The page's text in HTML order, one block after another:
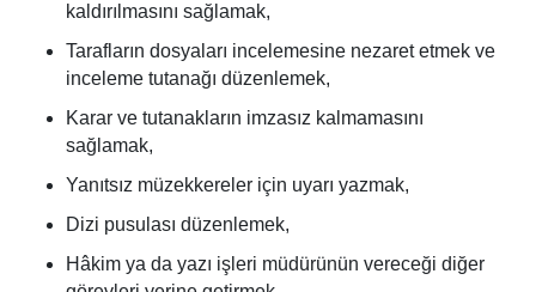
kaldırılmasını sağlamak,
Tarafların dosyaları incelemesine nezaret etmek ve
inceleme tutanağı düzenlemek,
Karar ve tutanakların imzasız kalmamasını
sağlamak,
Yanıtsız müzekkereler için uyarı yazmak,
Dizi pusulası düzenlemek,
Hâkim ya da yazı işleri müdürünün vereceği diğer